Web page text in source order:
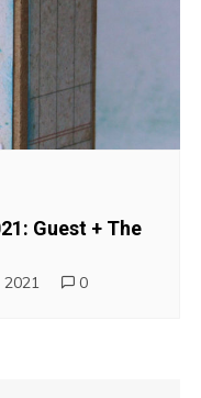
Guest + The
0